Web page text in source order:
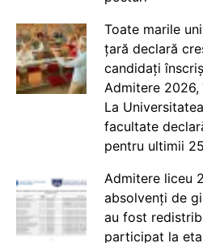
Toate marile
țară declară
candidați
Admitere
La
facultate
pentru ultimii
Admitere liceu
absolvenți de
au fost
participat la